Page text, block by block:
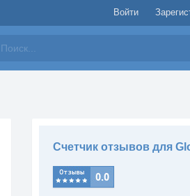
Войти
Счетчик отзывов для